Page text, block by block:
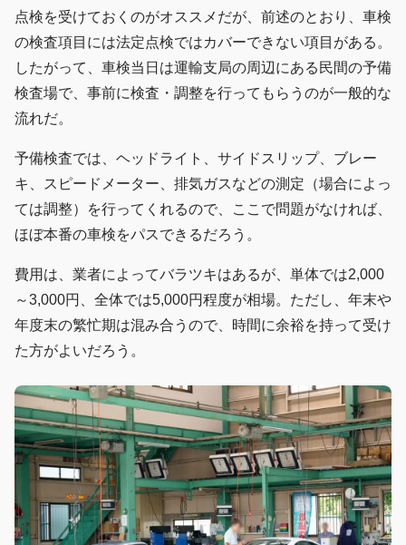
点検を受けておくのがオススメだが、前述のとおり、車検
の検査項目には法定点検ではカバーできない項目がある。
したがって、車検当日は運輸支局の周辺にある民間の予備
検査場で、事前に検査・調整を行ってもらうのが一般的な
流れだ。
予備検査では、ヘッドライト、サイドスリップ、ブレー
キ、スピードメーター、排気ガスなどの測定（場合によっ
ては調整）を行ってくれるので、ここで問題がなければ、
ほぼ本番の車検をパスできるだろう。
費用は、業者によってバラツキはあるが、単体では2,000
～3,000円、全体では5,000円程度が相場。ただし、年末や
年度末の繁忙期は混み合うので、時間に余裕を持って受け
た方がよいだろう。